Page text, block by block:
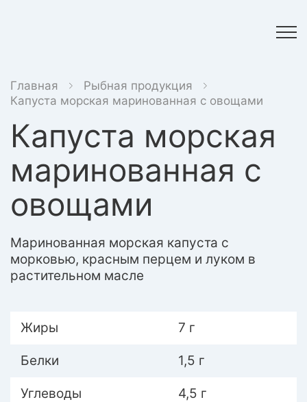
Главная
Рыбная продукция
Капуста морская маринованная с овощами
Капуста морская
маринованная с
овощами
Маринованная морская капуста с
морковью, красным перцем и луком в
растительном масле
Жиры 7 г
Белки 1,5 г
Углеводы 4,5 г